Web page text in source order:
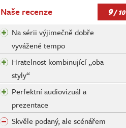
Naše recenze 9/ 10
Na sérii výjimečně dobře
vyvážené tempo
Hratelnost kombinující „oba
styly“
Perfektní audiovizuál a
prezentace
Skvěle podaný, ale scénářem